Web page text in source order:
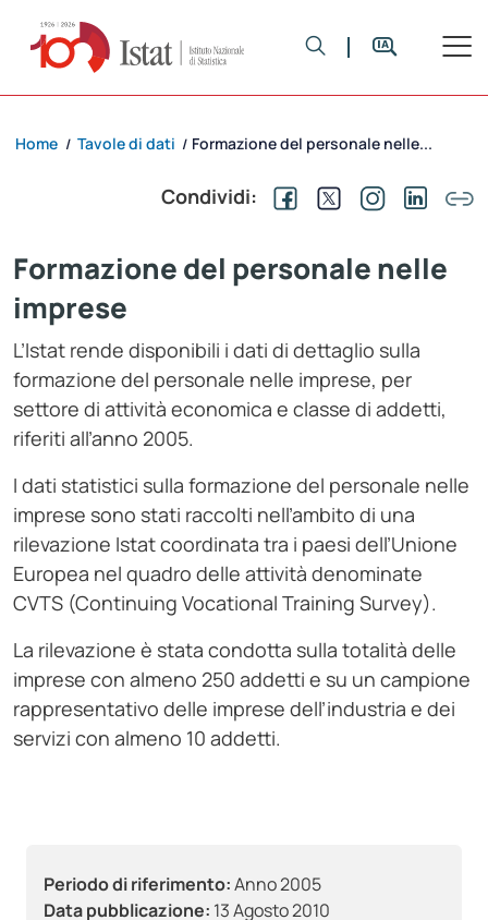
Periodo di riferimento:Anno 2005
Data pubblicazione: 13 Agosto 2010
Home / Tavole di dati / Formazione del personale nelle...
Condividi:
Formazione del personale nelle
imprese
L’Istat rende disponibili i dati di dettaglio sulla
formazione del personale nelle imprese, per
settore di attività economica e classe di addetti,
riferiti all’anno 2005.
I dati statistici sulla formazione del personale nelle
imprese sono stati raccolti nell’ambito di una
rilevazione Istat coordinata tra i paesi dell’Unione
Europea nel quadro delle attività denominate
CVTS (Continuing Vocational Training Survey).
La rilevazione è stata condotta sulla totalità delle
imprese con almeno 250 addetti e su un campione
rappresentativo delle imprese dell’industria e dei
servizi con almeno 10 addetti.